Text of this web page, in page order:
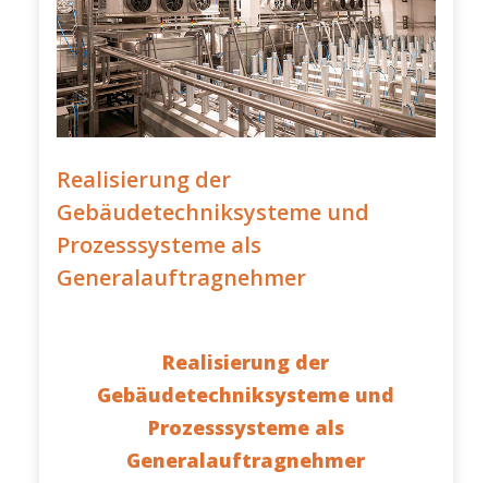
Realisierung der
Gebäudetechniksysteme und
Prozesssysteme als
Generalauftragnehmer
Realisierung der
Gebäudetechniksysteme und
Prozesssysteme als
Generalauftragnehmer